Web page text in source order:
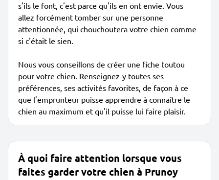
s'ils le font, c'est parce qu'ils en ont envie. Vous
allez forcément tomber sur une personne
attentionnée, qui chouchoutera votre chien comme
si c'était le sien.
Nous vous conseillons de créer une fiche toutou
pour votre chien. Renseignez-y toutes ses
préférences, ses activités favorites, de façon à ce
que l'emprunteur puisse apprendre à connaître le
chien au maximum et qu'il puisse lui faire plaisir.
À quoi faire attention lorsque vous
faites garder votre chien à Prunoy